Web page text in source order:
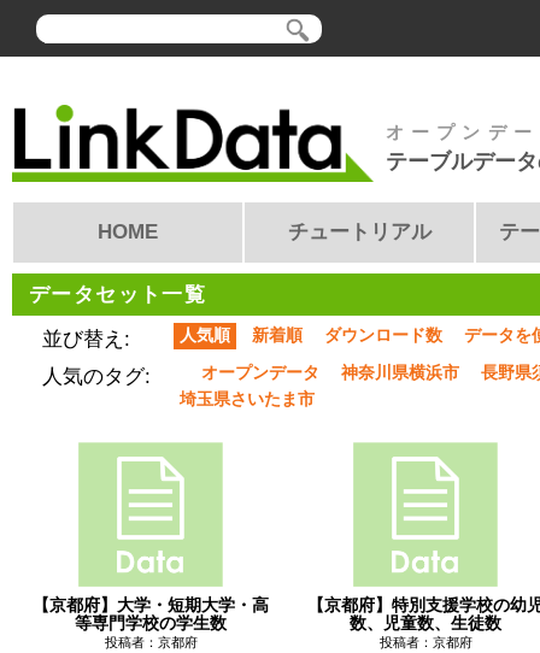
オープンデ
テーブルデー
HOME チュートリアル テ
データセット一覧
並び替え:
人気順 新着順 ダウンロード数 データを
人気のタグ: オープンデータ 神奈川県横浜市
長野県
埼玉県さいたま市
【京都府】大学・短期大学・高
等専門学校の学生数
投稿者：京都府
【京都府】特別支援学校の幼
数、児童数、生徒数
投稿者：京都府